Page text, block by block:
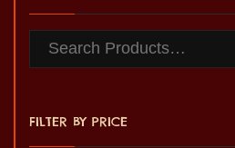
FILTER BY PRICE